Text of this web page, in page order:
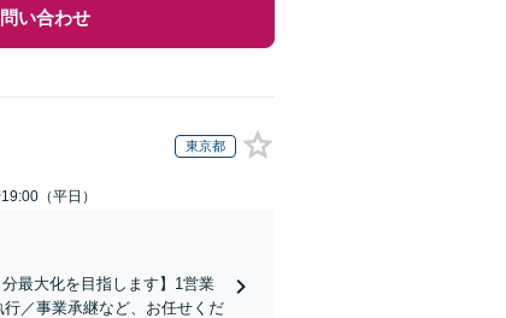
い合わせ
東京都
（平日）
最大化を目指します】1営業
／事業承継など、お任せくだ